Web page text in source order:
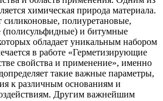
химическая природа материала.
полиуретановые,
(полисульфидные) и битумные
обладает уникальным набором
в работе «Герметизирующие
свойства и применение», именно
такие важные параметры,
к различным основаниям и
Другим важнейшим